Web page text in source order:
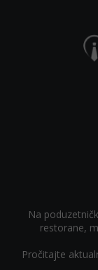
Na
restorane,
Pročitajte